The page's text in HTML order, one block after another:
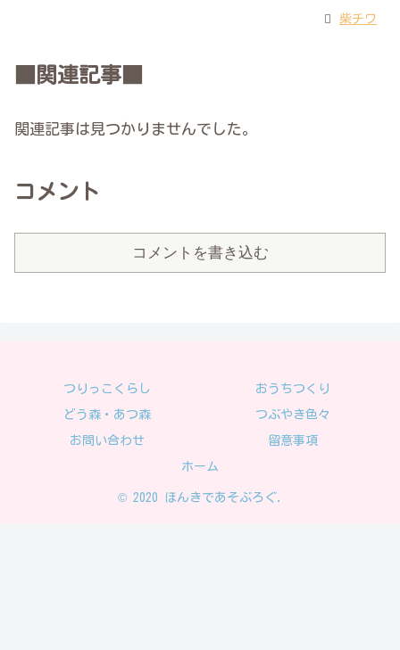
柴チワ
■関連記事■
関連記事は見つかりませんでした。
コメント
コメントを書き込む
つりっこくらし おうちつくり
どう森・あつ森 つぶやき色々
お問い合わせ 留意事項
ホーム
© 2020 ほんきであそぶろぐ.